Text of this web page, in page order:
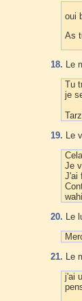
oui
As
18. Le
Tu
je
19. Le
Je
J'ai
20. Le
21. Le
j'ai